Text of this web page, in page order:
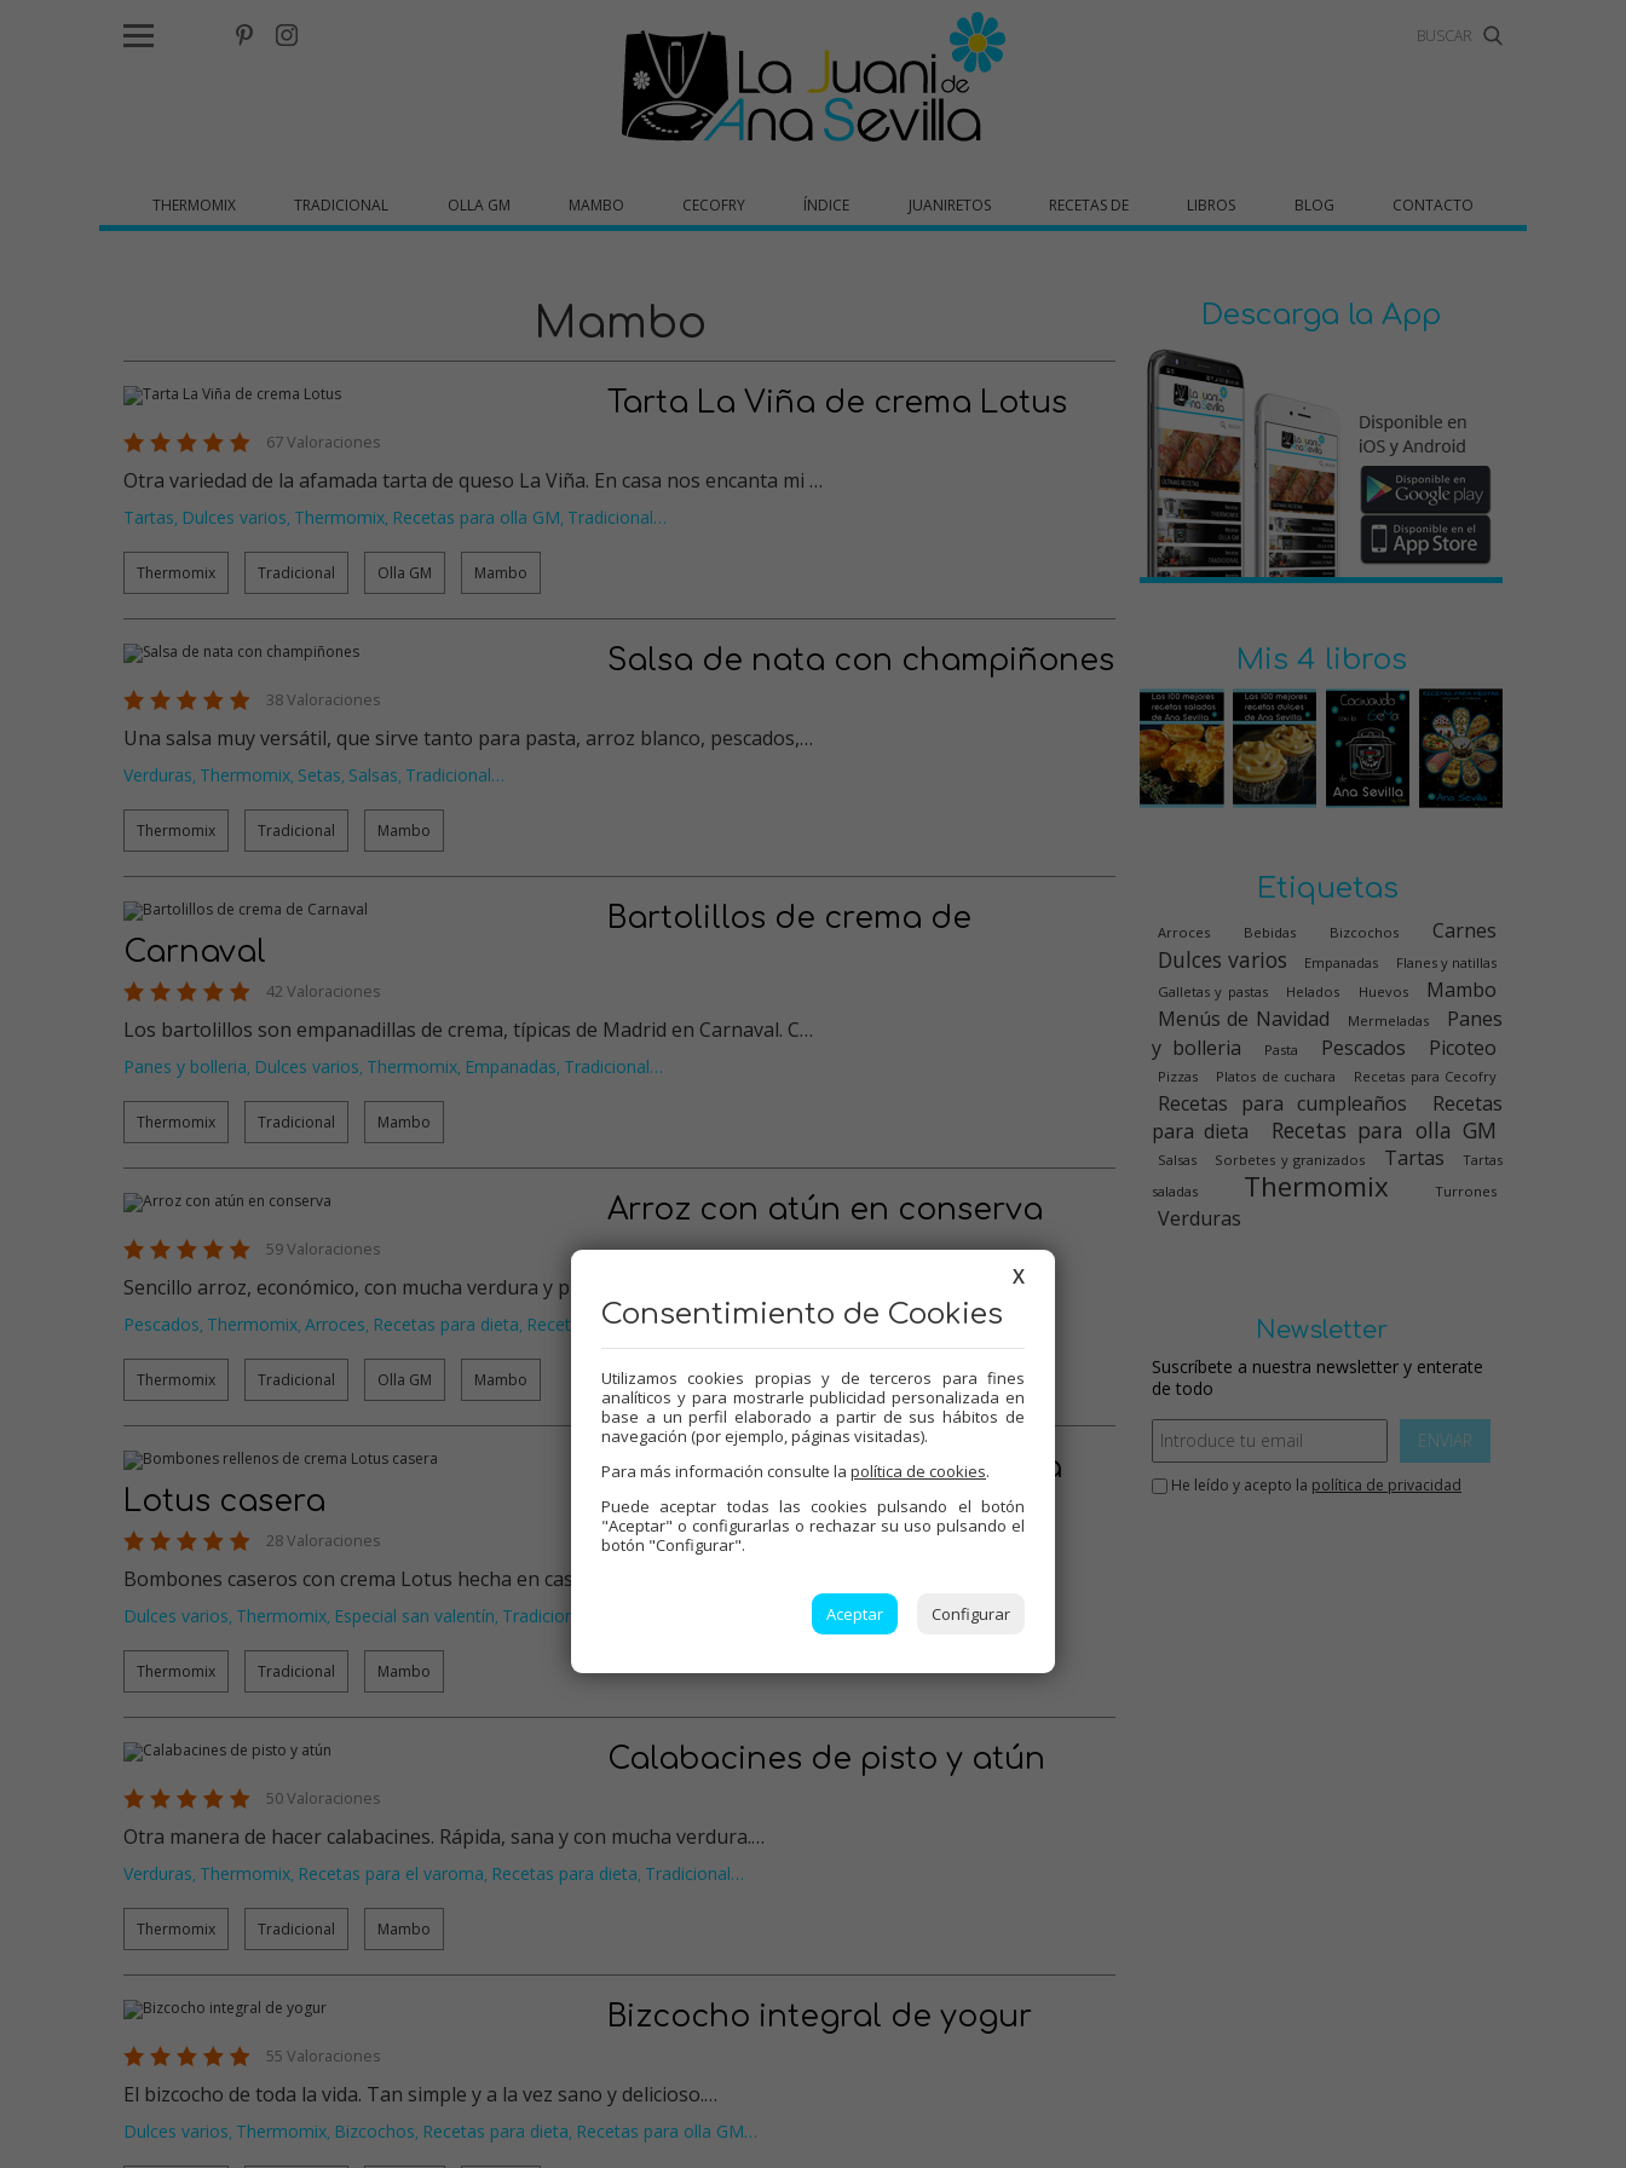
THERMOMIX TRADICIONAL OLLA GM MAMBO CECOFRY ÍNDICE JUANIRETOS RECETAS DE LIBROS BLOG CONTACTO
Mambo
Tarta La Viña de crema Lotus
67 Valoraciones
Otra variedad de la afamada tarta de queso La Viña. En casa nos encanta mi …
Tartas, Dulces varios, Thermomix, Recetas para olla GM, Tradicional…
Thermomix Tradicional Olla GM Mambo
Salsa de nata con champiñones
38 Valoraciones
Una salsa muy versátil, que sirve tanto para pasta, arroz blanco, pescados,…
Verduras, Thermomix, Setas, Salsas, Tradicional…
Thermomix Tradicional Mambo
Bartolillos de crema de
Carnaval
42 Valoraciones
Los bartolillos son empanadillas de crema, típicas de Madrid en Carnaval. C…
Panes y bolleria, Dulces varios, Thermomix, Empanadas, Tradicional…
Thermomix Tradicional Mambo
Arroz con atún en conserva
59 Valoraciones
Sencillo arroz, económico, con mucha verdura y proteina del atún. Se pueden…
Pescados, Thermomix, Arroces, Recetas para dieta, Recetas para olla GM…
Thermomix Tradicional Olla GM Mambo
Bombones rellenos de crema
Lotus casera
28 Valoraciones
Bombones caseros con crema Lotus hecha en casa. La mezcla de sabores es alu…
Dulces varios, Thermomix, Especial san valentín, Tradicional
Thermomix Tradicional Mambo
Calabacines de pisto y atún
50 Valoraciones
Otra manera de hacer calabacines. Rápida, sana y con mucha verdura.…
Verduras, Thermomix, Recetas para el varoma, Recetas para dieta, Tradicional…
Thermomix Tradicional Mambo
Bizcocho integral de yogur
55 Valoraciones
El bizcocho de toda la vida. Tan simple y a la vez sano y delicioso.…
Dulces varios, Thermomix, Bizcochos, Recetas para dieta, Recetas para olla GM…
Descarga la App
Mis 4 libros
Etiquetas
Arroces Bebidas Bizcochos Carnes
Dulces varios Empanadas
Flanes y natillas
Galletas y pastas
Helados Huevos
Mambo
Menús de Navidad
Mermeladas
Panes
y bolleria
Pasta Pescados Picoteo
Pizzas Platos de cuchara Recetas para Cecofry
Recetas para cumpleaños
Recetas
para dieta
Recetas para olla GM
Salsas Sorbetes y granizados Tartas
Tartas
saladas
Thermomix Turrones
Verduras
Newsletter
Suscríbete a nuestra newsletter y enterate
de todo
ENVIAR
He leído y acepto la política de privacidad
X
Consentimiento de Cookies
Utilizamos cookies propias y de terceros para fines
analíticos y para mostrarle publicidad personalizada en
base a un perfil elaborado a partir de sus hábitos de
navegación (por ejemplo, páginas visitadas).
Para más información consulte la política de cookies.
Puede aceptar todas las cookies pulsando el botón
"Aceptar" o configurarlas o rechazar su uso pulsando el
botón "Configurar".
Aceptar Configurar